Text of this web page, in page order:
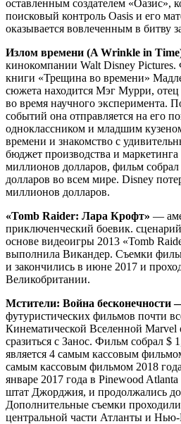
оставленным создателем «Оазис»,
поисковый контроль Oasis и его
оказывается вовлеченным в битву
Излом времени (A Wrinkle in Time
кинокомпании Walt Disney
книги «Трещина во времени»
сюжета находится Мэг Мурри, отец
во время научного эксперимента.
событий она отправляется на его
одноклассником и младшим
времени и знакомство с
бюджет производства и маркетинга
миллионов долларов, фильм
долларов во всем мире. Disney
миллионов долларов.
«Tomb Raider: Лара Крофт» —
приключенческий боевик.
основе видеоигры 2013 «Tomb
выполнила Викандер. Съемки
и закончились в июне 2017 и
Великобритании.
Мстители: Война бесконечности
футуристических фильмов почти
Кинематической Вселенной Marvel
сразиться с Занос. Фильм собрал $
является 4 самым кассовым
самым кассовым фильмом 2018
январе 2017 года в Pinewood
штат Джорджия, и продолжались
Дополнительные съемки
центральной части Атланты и